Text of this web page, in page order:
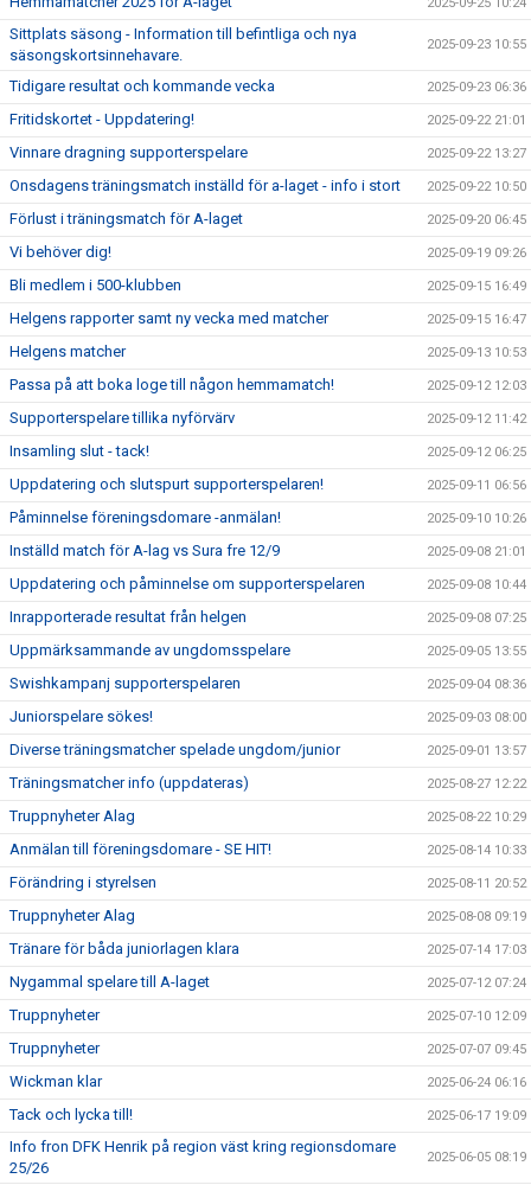
Sittplats säsong - Information till befintliga och nya
säsongskortsinnehavare.
2025-09-23 10:55
Tidigare resultat och kommande vecka 2025-09-23 06:36
Fritidskortet - Uppdatering! 2025-09-22 21:01
Vinnare dragning supporterspelare 2025-09-22 13:27
Onsdagens träningsmatch inställd för a-laget - info i stort 2025-09-22 10:50
Förlust i träningsmatch för A-laget 2025-09-20 06:45
Vi behöver dig! 2025-09-19 09:26
Bli medlem i 500-klubben 2025-09-15 16:49
Helgens rapporter samt ny vecka med matcher 2025-09-15 16:47
Helgens matcher 2025-09-13 10:53
Passa på att boka loge till någon hemmamatch! 2025-09-12 12:03
Supporterspelare tillika nyförvärv 2025-09-12 11:42
Insamling slut - tack! 2025-09-12 06:25
Uppdatering och slutspurt supporterspelaren! 2025-09-11 06:56
Påminnelse föreningsdomare -anmälan! 2025-09-10 10:26
Inställd match för A-lag vs Sura fre 12/9 2025-09-08 21:01
Uppdatering och påminnelse om supporterspelaren 2025-09-08 10:44
Inrapporterade resultat från helgen 2025-09-08 07:25
Uppmärksammande av ungdomsspelare 2025-09-05 13:55
Swishkampanj supporterspelaren 2025-09-04 08:36
Juniorspelare sökes! 2025-09-03 08:00
Diverse träningsmatcher spelade ungdom/junior 2025-09-01 13:57
Träningsmatcher info (uppdateras) 2025-08-27 12:22
Truppnyheter Alag 2025-08-22 10:29
Anmälan till föreningsdomare - SE HIT! 2025-08-14 10:33
Förändring i styrelsen 2025-08-11 20:52
Truppnyheter Alag 2025-08-08 09:19
Tränare för båda juniorlagen klara 2025-07-14 17:03
Nygammal spelare till A-laget 2025-07-12 07:24
Truppnyheter 2025-07-10 12:09
Truppnyheter 2025-07-07 09:45
Wickman klar 2025-06-24 06:16
Tack och lycka till! 2025-06-17 19:09
Info fron DFK Henrik på region väst kring regionsdomare
25/26
2025-06-05 08:19